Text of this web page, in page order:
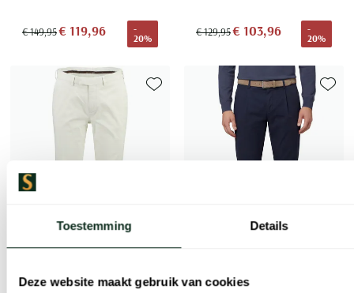
Toestemming Details
Deze website maakt gebruik van cookies
€ 149,95€ 119,96
-
20%
€ 129,95€ 103,96
-
20%
Toevoegen aan favorieten